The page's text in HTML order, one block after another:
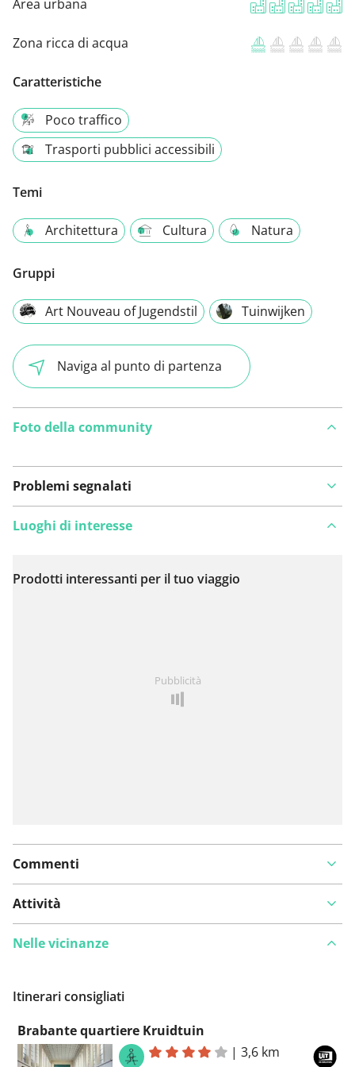
Area urbana
Zona ricca di acqua
Caratteristiche
Poco traffico
Trasporti pubblici accessibili
Temi
Architettura Cultura Natura
Gruppi
Art Nouveau of Jugendstil Tuinwijken
Naviga al punto di partenza
Foto della community
Problemi segnalati
Visualizza sulla mappa
Luoghi di interesse
Prodotti interessanti per il tuo viaggio
Pubblicità
Commenti
Attività
Nelle vicinanze
Itinerari consigliati
Brabante quartiere Kruidtuin
|3,6 km